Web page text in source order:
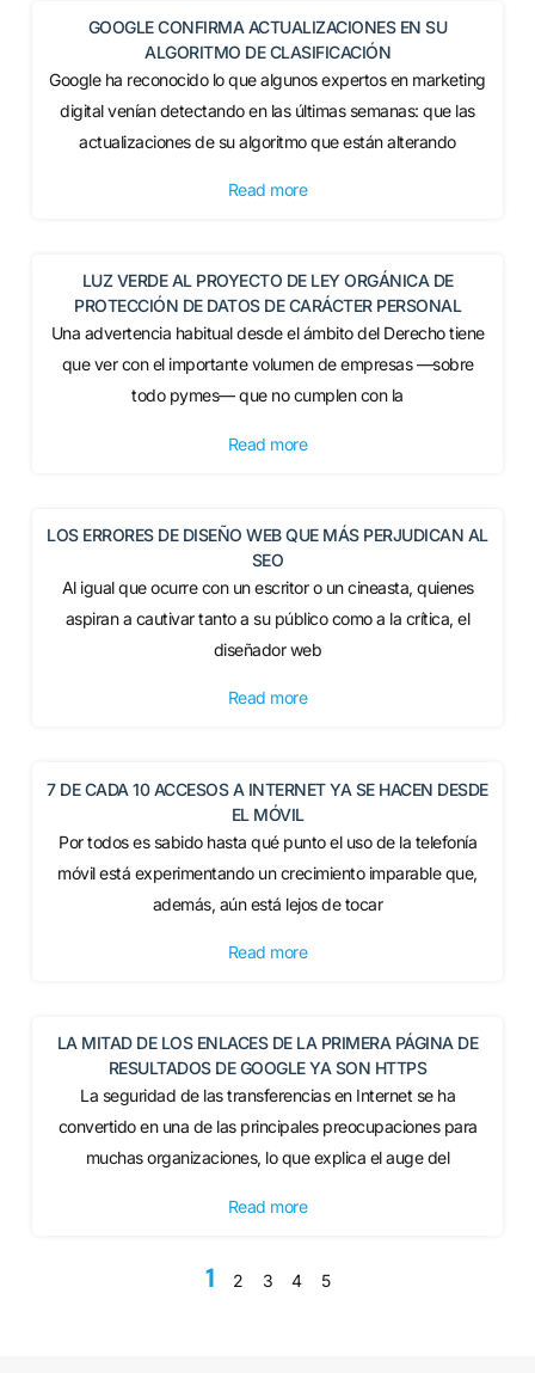
GOOGLE CONFIRMA ACTUALIZACIONES EN SU
ALGORITMO DE CLASIFICACIÓN
Google ha reconocido lo que algunos expertos en marketing
digital venían detectando en las últimas semanas: que las
actualizaciones de su algoritmo que están alterando
Read more
LUZ VERDE AL PROYECTO DE LEY ORGÁNICA DE
PROTECCIÓN DE DATOS DE CARÁCTER PERSONAL
Una advertencia habitual desde el ámbito del Derecho tiene
que ver con el importante volumen de empresas —sobre
todo pymes— que no cumplen con la
Read more
LOS ERRORES DE DISEÑO WEB QUE MÁS PERJUDICAN AL
SEO
Al igual que ocurre con un escritor o un cineasta, quienes
aspiran a cautivar tanto a su público como a la crítica, el
diseñador web
Read more
7 DE CADA 10 ACCESOS A INTERNET YA SE HACEN DESDE
EL MÓVIL
Por todos es sabido hasta qué punto el uso de la telefonía
móvil está experimentando un crecimiento imparable que,
además, aún está lejos de tocar
Read more
LA MITAD DE LOS ENLACES DE LA PRIMERA PÁGINA DE
RESULTADOS DE GOOGLE YA SON HTTPS
La seguridad de las transferencias en Internet se ha
convertido en una de las principales preocupaciones para
muchas organizaciones, lo que explica el auge del
Read more
1 2 3 4 5